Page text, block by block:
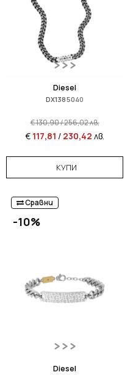
Diesel
DX1385040
€130,90/256,02лв.
€ 117,81 / 230,42 лв.
КУПИ
Сравни
-10%
Diesel